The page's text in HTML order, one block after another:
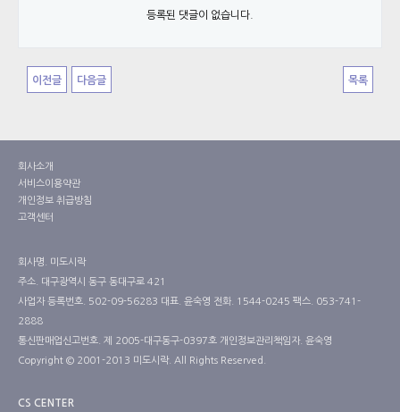
등록된 댓글이 없습니다.
이전글 다음글 목록
회사소개
서비스이용약관
개인정보 취급방침
고객센터
회사명.
미도시락
주소.
대구광역시 동구 동대구로 421
사업자 등록번호.
502-09-56283 대표. 윤숙영 전화. 1544-0245 팩스.
053-741-
2888
통신판매업신고번호. 제 2005-대구동구-0397호 개인정보관리책임자. 윤숙영
Copyright © 2001-2013 미도시락. All Rights Reserved.
CS CENTER